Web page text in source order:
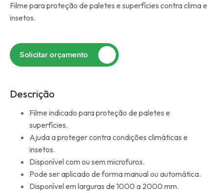
Filme para proteção de paletes e superfícies contra clima e
insetos.
Solicitar orçamento
Descrição
Filme indicado para proteção de paletes e
superfícies.
Ajuda a proteger contra condições climáticas e
insetos.
Disponível com ou sem microfuros.
Pode ser aplicado de forma manual ou automática.
Disponível em larguras de 1000 a 2000 mm.